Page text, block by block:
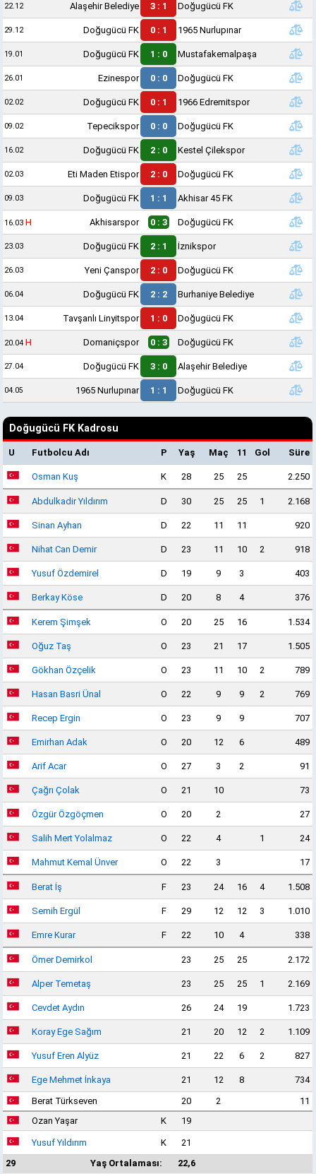
22.12 Alaşehir Belediye 3 : 1 Doğugücü FK
29.12 Doğugücü FK 0 : 1 1965 Nurlupınar
19.01 Doğugücü FK 1 : 0 Mustafakemalpaşa
26.01 Ezinespor 0 : 0 Doğugücü FK
02.02 Doğugücü FK 0 : 1 1966 Edremitspor
09.02 Tepecikspor 0 : 0 Doğugücü FK
16.02 Doğugücü FK 2 : 0 Kestel Çilekspor
02.03 Eti Maden Etispor 2 : 0 Doğugücü FK
09.03 Doğugücü FK 1 : 1 Akhisar 45 FK
16.03 H Akhisarspor 0 : 3 Doğugücü FK
23.03 Doğugücü FK 2 : 1 İznikspor
26.03 Yeni Çanspor 2 : 0 Doğugücü FK
06.04 Doğugücü FK 2 : 2 Burhaniye Belediye
13.04 Tavşanlı Linyitspor 1 : 0 Doğugücü FK
20.04 H Domaniçspor 0 : 3 Doğugücü FK
27.04 Doğugücü FK 3 : 0 Alaşehir Belediye
04.05 1965 Nurlupınar 1 : 1 Doğugücü FK
Doğugücü FK Kadrosu
U Futbolcu Adı P Yaş Maç 11 Gol Süre
Osman Kuş K 28 25 25 2.250
Abdulkadir Yıldırım D 30 25 25 1 2.168
Sinan Ayhan D 22 11 11 920
Nihat Can Demir D 23 11 10 2 918
Yusuf Özdemirel D 19 9 3 403
Berkay Köse D 20 8 4 376
Kerem Şimşek O 20 25 16 1.534
Oğuz Taş O 23 21 17 1.505
Gökhan Özçelik O 23 11 10 2 789
Hasan Basri Ünal O 22 9 9 2 769
Recep Ergin O 23 9 9 707
Emirhan Adak O 20 12 6 489
Arif Acar O 27 3 2 91
Çağrı Çolak O 21 10 73
Özgür Özgöçmen O 20 2 27
Salih Mert Yolalmaz O 22 4 1 24
Mahmut Kemal Ünver O 22 3 17
Berat İş F 23 24 16 4 1.508
Semih Ergül F 29 12 12 3 1.010
Emre Kurar F 22 10 4 338
Ömer Demirkol 23 25 25 2.172
Alper Temetaş 23 25 25 1 2.169
Cevdet Aydın 26 24 19 1.723
Koray Ege Sağım 21 20 12 2 1.109
Yusuf Eren Alyüz 21 22 6 2 827
Ege Mehmet İnkaya 21 12 8
734
Berat Türkseven
20 2
11
Ozan Yaşar
K 19
Yusuf Yıldırım K
21
29
Yaş Ortalaması: 22,6